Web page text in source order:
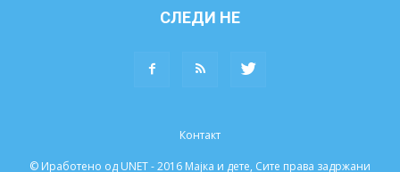
СЛЕДИ НЕ
Контакт
© Иработено од UNET - 2016 Мајка и дете, Сите права задржани